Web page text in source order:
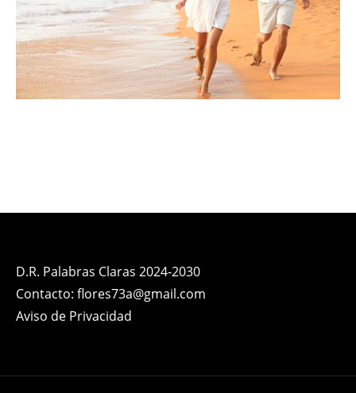
D.R. Palabras Claras 2024-2030
Contacto: flores73a@gmail.com
Aviso de Privacidad